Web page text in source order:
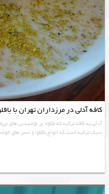
کافه آدلی در مرزداران تهران با
آدلی یه کافه ترکیه که علاوه بر نوشیدنی های
سبک ترکیه است که انواع باقلوا و دسر های